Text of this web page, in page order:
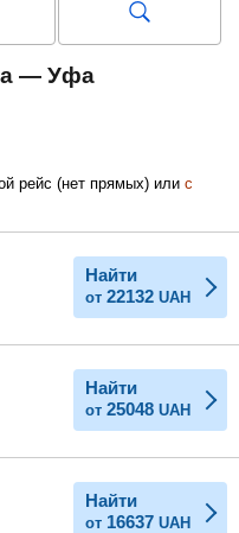
— Уфа
рейс (нет прямых) или с
Найти
от 22132 UAH
Найти
от 25048 UAH
Найти
от 16637 UAH